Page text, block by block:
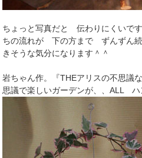
ちょっと写真だと 伝わりにくいで
ちの流れが 下の方まで ずんずん
きそうな気分になります＾＾
岩ちゃん作。『THEアリスの不思議
思議で楽しいガーデンが、、ALL ハ